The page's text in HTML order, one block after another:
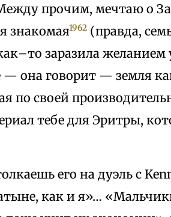
прочим, мечтаю о
знакомая1962(правда,
заразила желанием
— она говорит — земля
по своей
тебе для Эритры,
его на дуэль с
как и я»…